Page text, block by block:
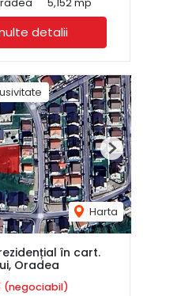
detalii
Harta
Next
în cart.
Oradea
(negociabil)